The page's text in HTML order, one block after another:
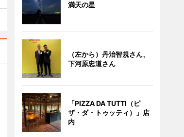
満天の星
（左から）丹治智規さん、
下河原忠道さん
「PIZZA DA TUTTI（ピ
ザ・ダ・トゥッティ）」店
内